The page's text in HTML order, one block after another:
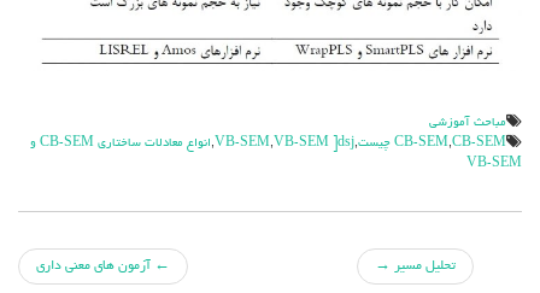
مباحث آموزشي
CB-SEM,CB-SEM چيست ,
VB-SEM,VB-SEM ]dsj
,
انواع معادلات ساختاری CB-SEM و
VB-SEM
جهت
← آزمون های معنی داری تحلیل مسیر →